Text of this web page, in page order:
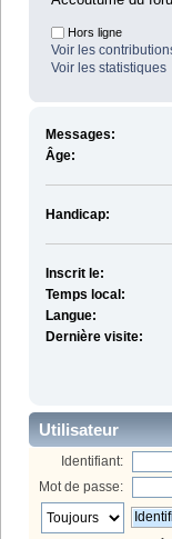
Hors ligne
Voir les
Voir les statistiques
Messages:
Âge:
Handicap:
Inscrit le:
Temps local:
Langue:
Dernière visite:
Utilisateur
Identifiant:
Mot de passe: